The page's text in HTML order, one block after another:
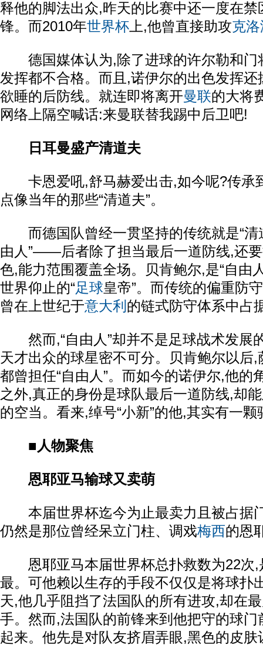
释他的脚法出众,昨天的比赛中还一度在禁
锋。而2010年世界杯 上,他曾直接助攻克
德国媒体认为,除了进球的许尔勒和门
发挥都不合格。而且,诺伊尔的出色发挥
欲睡的后防线。就连即将离开曼联的大将
网络上隔空喊话:来曼联替我踢中后卫吧!
日耳曼盛产清道夫
卡恩爱吼,舒马赫爱出击,如今呢?传承
点像当年的那些“清道夫”。
而德国队曾经一贯坚持的传统就是“清
由人”——后者除了担当最后一道防线,还
色,能力范围覆盖全场。贝肯鲍尔,是“自由
世界仰止的“足球皇帝”。而传统的偏重防
曾在上世纪于意大利 的链式防守体系中占
然而,“自由人”却并不是足球战术发展
天才出众的球星密不可分。贝肯鲍尔以后
都曾担任“自由人”。而如今的诺伊尔,他的
之外,真正的身份是球队最后一道防线,却
的空当。看来,绰号“小新”的他,其实有一
■人物聚焦
恩耶亚马输球又卖萌
本届世界杯迄今为止最卖力且被占据
仍然是那位曾经呆立门柱、调戏梅西的恩
恩耶亚马本届世界杯总扑救数为22次,
最。可他赖以生存的手段不仅仅是将球扑
天,他几乎阻挡了法国队的所有进攻,却在
手。然而,法国队的前锋来到他把守的球
起来。他先是对队友挤眉弄眼,黑色的皮